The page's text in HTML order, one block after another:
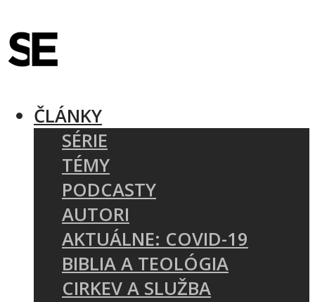
ČLÁNKY
SÉRIE
TÉMY
PODCASTY
AUTORI
AKTUÁLNE: COVID-19
BIBLIA A TEOLÓGIA
CIRKEV A SLUŽBA